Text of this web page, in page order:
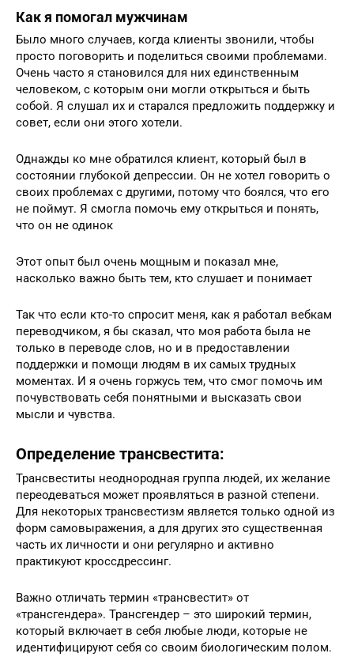
Как я помогал мужчинам
Было много случаев, когда клиенты звонили, чтобы
просто поговорить и поделиться своими проблемами.
Очень часто я становился для них единственным
человеком, с которым они могли открыться и быть
собой. Я слушал их и старался предложить поддержку и
совет, если они этого хотели.
Однажды ко мне обратился клиент, который был в
состоянии глубокой депрессии. Он не хотел говорить о
своих проблемах с другими, потому что боялся, что его
не поймут. Я смогла помочь ему открыться и понять,
что он не одинок
Этот опыт был очень мощным и показал мне,
насколько важно быть тем, кто слушает и понимает
Так что если кто-то спросит меня, как я работал вебкам
переводчиком, я бы сказал, что моя работа была не
только в переводе слов, но и в предоставлении
поддержки и помощи людям в их самых трудных
моментах. И я очень горжусь тем, что смог помочь им
почувствовать себя понятными и высказать свои
мысли и чувства.
Определение трансвестита:
Трансвеститы неоднородная группа людей, их желание
переодеваться может проявляться в разной степени.
Для некоторых трансвестизм является только одной из
форм самовыражения, а для других это существенная
часть их личности и они регулярно и активно
практикуют кроссдрессинг.
Важно отличать термин «трансвестит» от
«трансгендера». Трансгендер – это широкий термин,
который включает в себя любые люди, которые не
идентифицируют себя со своим биологическим полом.